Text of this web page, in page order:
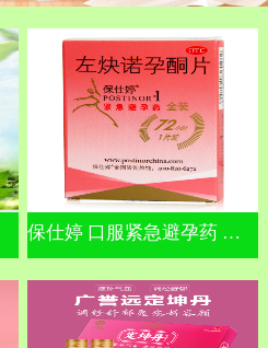
保仕婷 口服紧急避孕药 左炔诺孕酮片